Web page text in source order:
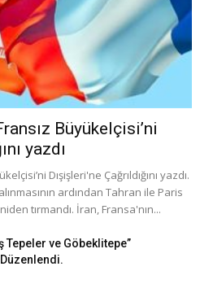
Büyükelçisi’ni
yazdı
Dışişleri'ne Çağrıldığını yazdı.
ardından Tahran ile Paris
tırmandı. İran, Fransa'nın...
Tepeler ve Göbeklitepe”